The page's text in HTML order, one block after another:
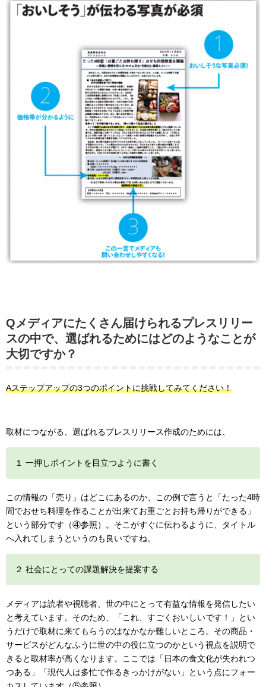
Qメディアにたくさん届けられるプレスリリー
スの中で、選ばれるためにはどのようなことが
大切ですか？
Aステップアップの3つのポイントに挑戦してみてください！
取材につながる、選ばれるプレスリリース作成のためには、
１ 一押しポイントを目立つように書く
この情報の「売り」はどこにあるのか、この例で言うと「たった4時
間でおせち料理を作ることが出来てお重ごとお持ち帰りができる」
という部分です（④参照）。そこがすぐに伝わるように、タイトル
へ入れてしまうというのも良いですね。
２ 社会にとっての課題解決を提案する
メディアは読者や視聴者、世の中にとって有益な情報を発信したい
と考えています。そのため、「これ、すごくおいしいです！」とい
うだけで取材に来てもらうのはなかなか難しいところ。その商品・
サービスがどんなふうに世の中の役に立つのかという視点を説明で
きると取材率が高くなります。ここでは「日本の食文化が失われつ
つある」「現代人は多忙で作るきっかけがない」という点にフォー